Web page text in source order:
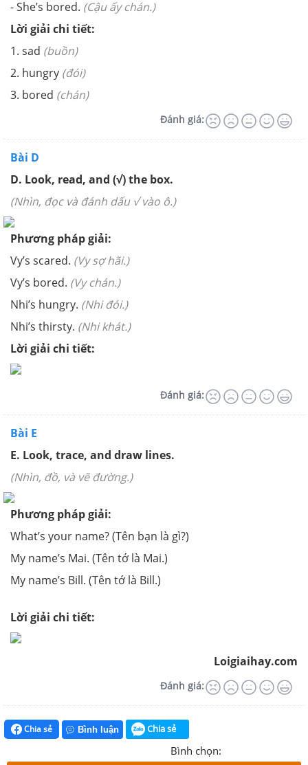
- She’s bored. (Cậu ấy chán.)
Lời giải chi tiết:
1. sad (buồn)
2. hungry (đói)
3. bored (chán)
Đánh giá:
Bài D
D. Look, read, and (√) the box.
(Nhìn, đọc và đánh dấu √ vào ô.)
Phương pháp giải:
Vy’s scared. (Vy sợ hãi.)
Vy’s bored. (Vy chán.)
Nhi’s hungry. (Nhi đói.)
Nhi’s thirsty. (Nhi khát.)
Lời giải chi tiết:
Đánh giá:
Bài E
E. Look, trace, and draw lines.
(Nhìn, đồ, và vẽ đường.)
Phương pháp giải:
What’s your name?(Tên bạn là gì?)
My name’s Mai. (Tên tớ là Mai.)
My name’s Bill. (Tên tớ là Bill.)
Lời giải chi tiết:
Loigiaihay.com
Đánh giá:
Chia sẻ Bình luận Chia sẻ
Bình chọn: